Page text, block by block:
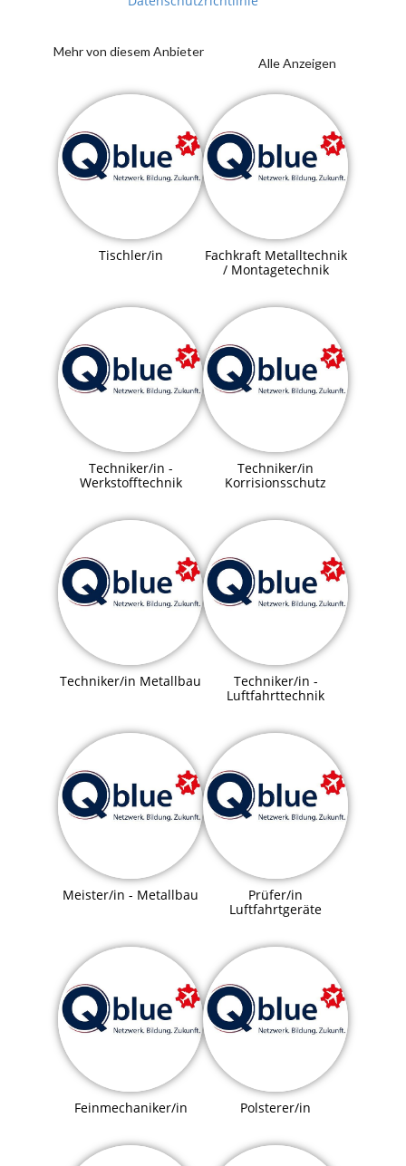
Mehr von diesem Anbieter
Alle Anzeigen
Tischler/in
Fachkraft Metalltechnik
/ Montagetechnik
Techniker/in -
Werkstofftechnik
Techniker/in
Korrisionsschutz
Techniker/in Metallbau
Techniker/in -
Luftfahrttechnik
Meister/in - Metallbau
Prüfer/in
Luftfahrtgeräte
Feinmechaniker/in Polsterer/in